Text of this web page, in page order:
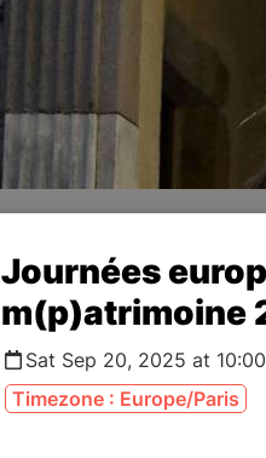
Journées
m(p)atrimoine
Sat Sep 20, 2025 at
Timezone : Europe/Paris